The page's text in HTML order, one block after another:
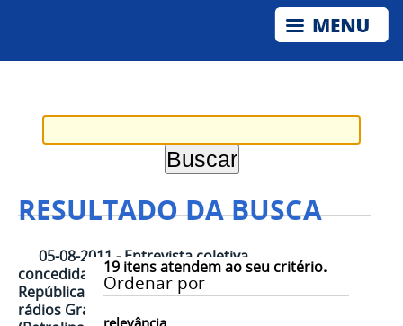
RESULTADO DA BUSCA
19itens atendem ao seu critério.
Ordenar por
relevância
05-08-2011 - Entrevista coletiva
concedida pela Presidenta da
República, Dilma Rousseff, às
rádios Grande Rio AM